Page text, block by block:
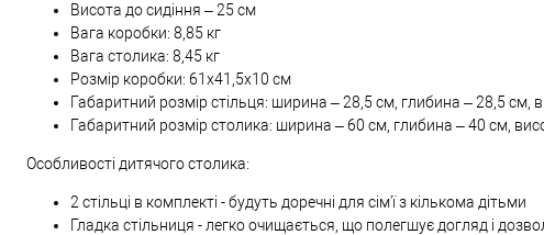
Висота до сидіння – 25 см
Вага коробки: 8,85 кг
Вага столика: 8,45 кг
Розмір коробки: 61х41,5х10 см
Габаритний розмір стільця: ширина – 28,5 см, глибина – 28,5 см,
Габаритний розмір столика: ширина – 60 см, глибина – 40 см,
Особливості дитячого столика:
2 стільці в комплекті - будуть доречні для сім'ї з кількома дітьми
Гладка стільниця - легко очищається, що полегшує догляд і